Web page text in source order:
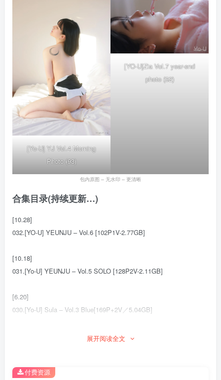
[Yo-U] YJ Vol.4 Morning
Photo (93)
[YO-U]Zia Vol.7 year-end
photo (52)
包内原图 – 无水印 – 更清晰
合集目录(持续更新…)
[10.28]
032.[YO-U] YEUNJU – Vol.6 [102P1V-2.77GB]
[10.18]
031.[Yo-U] YEUNJU – Vol.5 SOLO [128P2V-2.11GB]
[6.20]
030.[Yo-U] Sula – Vol.3 Blue[169P+2V／5.04GB]
[3.13]
展开阅读全文
付费资源